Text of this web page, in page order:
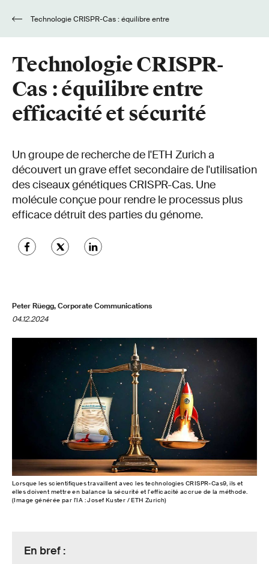
Technologie CRISPR-
Cas : équilibre entre
efficacité et sécurité
Un groupe de recherche de l'ETH Zurich a
découvert un grave effet secondaire de l'utilisation
des ciseaux génétiques CRISPR-Cas. Une
molécule conçue pour rendre le processus plus
efficace détruit des parties du génome.
Peter Rüegg, Corporate Communications
04.12.2024
Lorsque les scientifiques travaillent avec les technologies CRISPR-Cas9, ils et
elles doivent mettre en balance la sécurité et l'efficacité accrue de la méthode.
(Image générée par l'IA : Josef Kuster / ETH Zurich)
En bref :